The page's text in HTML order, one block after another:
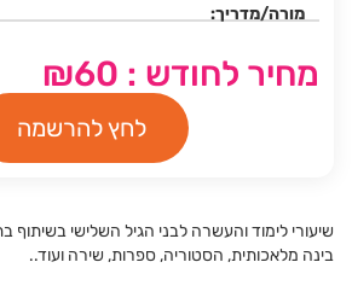
מחיר לחודש : ₪60
לחץ להרשמה
שיעורי לימוד והעשרה לבני הגיל השלישי בשיתוף
בינה מלאכותית, הסטוריה, ספרות, שירה ועוד..